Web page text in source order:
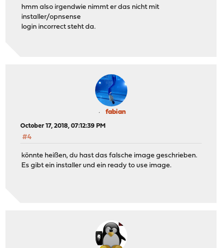
hmm also irgendwie nimmt er das nicht mit
installer/opnsense
login incorrect steht da.
fabian
October 17, 2018, 07:12:39 PM
#4
könnte heißen, du hast das falsche image geschrieben.
Es gibt ein installer und ein ready to use image.